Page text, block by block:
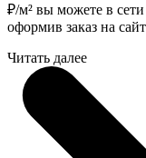
₽/м² вы можете в
оформив заказ на
Читать далее